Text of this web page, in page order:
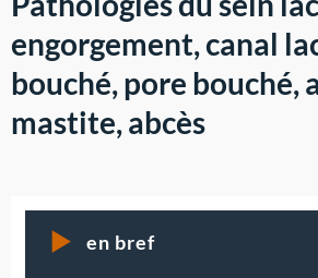
engorgement, canal
bouché, pore bouché,
mastite, abcès
en bref